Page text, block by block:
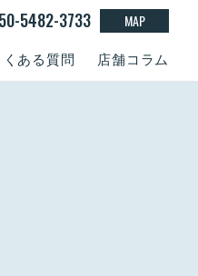
くある質問 店舗コラム
5482-3733 MAP